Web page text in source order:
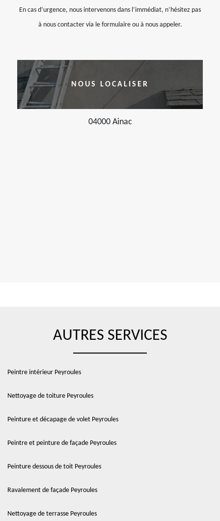
En cas d’urgence, nous intervenons dans l’immédiat, n’hésitez pas
à nous contacter via le formulaire ou à nous appeler.
NOUS LOCALISER
04000 Ainac
AUTRES SERVICES
Peintre intérieur Peyroules
Nettoyage de toiture Peyroules
Peinture et décapage de volet Peyroules
Peintre et peinture de façade Peyroules
Peinture dessous de toit Peyroules
Ravalement de façade Peyroules
Nettoyage de terrasse Peyroules